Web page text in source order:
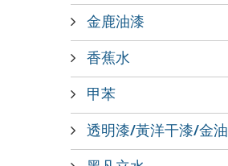
金鹿油漆
香蕉水
甲苯
透明漆/黃洋干漆/金油